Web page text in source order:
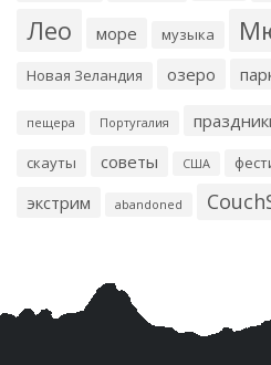
Лео море музыка
Новая Зеландия озеро
пещера Португалия
скауты советы США
экстрим abandoned